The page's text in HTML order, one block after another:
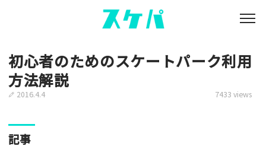
初心者のためのスケートパーク利用
方法解説
2016.4.4 7433 views
記事